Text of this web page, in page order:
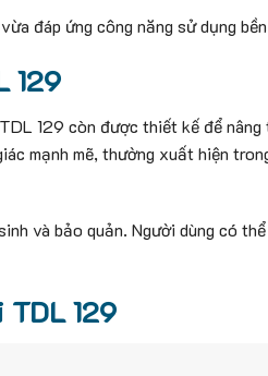
đáp ứng công năng sử dụng
129
129 còn được thiết kế để nâng
mạnh mẽ, thường xuất hiện
và bảo quản. Người dùng có
129